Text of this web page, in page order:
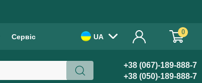
Сервіс UA
0
+38 (067)-189-888-7
+38 (050)-189-888-7